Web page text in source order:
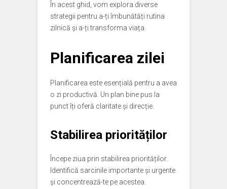
În acest ghid, vom explora diverse
strategii pentru a-ți îmbunătăți rutina
zilnică și a-ți transforma viața.
Planificarea zilei
Planificarea este esențială pentru a avea
o zi productivă. Un plan bine pus la
punct îți oferă claritate și direcție.
Stabilirea priorităților
Începe ziua prin stabilirea priorităților.
Identifică sarcinile importante și urgente
și concentrează-te pe acestea.